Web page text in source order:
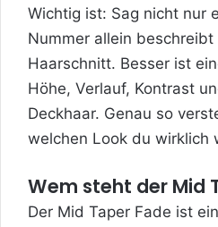
Wichtig ist: Sag nicht nur
Nummer allein
Haarschnitt. Besser ist
Höhe, Verlauf, Kontrast
Deckhaar. Genau so
welchen Look du wirklich
Wem steht der Mid
Der Mid Taper Fade ist